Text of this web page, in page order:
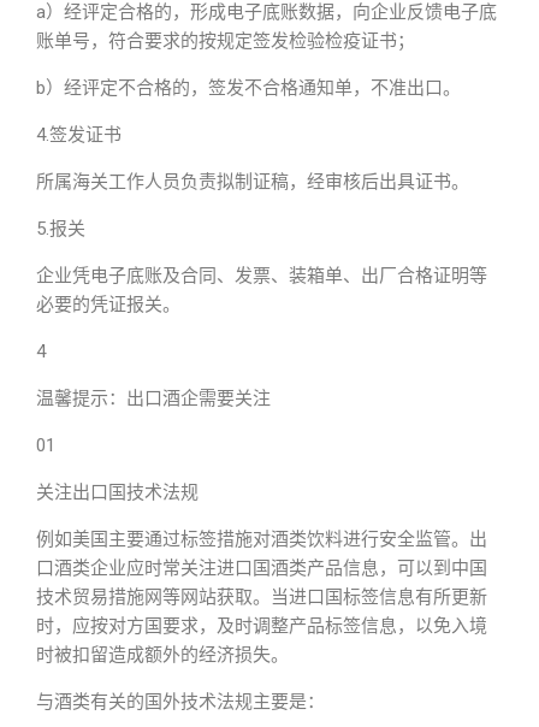
a）经评定合格的，形成电子底账数据，向企业反馈电子底
账单号，符合要求的按规定签发检验检疫证书；
b）经评定不合格的，签发不合格通知单，不准出口。
4.签发证书
所属海关工作人员负责拟制证稿，经审核后出具证书。
5.报关
企业凭电子底账及合同、发票、装箱单、出厂合格证明等
必要的凭证报关。
4
温馨提示：出口酒企需要关注
01
关注出口国技术法规
例如美国主要通过标签措施对酒类饮料进行安全监管。出
口酒类企业应时常关注进口国酒类产品信息，可以到中国
技术贸易措施网等网站获取。当进口国标签信息有所更新
时，应按对方国要求，及时调整产品标签信息，以免入境
时被扣留造成额外的经济损失。
与酒类有关的国外技术法规主要是：